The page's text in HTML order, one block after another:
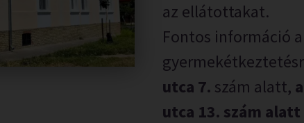
az ellátottakat.
Fontos információ
utca 7. szám alatt,
utca 13. szám